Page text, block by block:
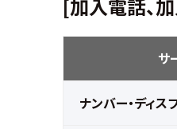
[加入電話、
サ
ナンバー・ディス